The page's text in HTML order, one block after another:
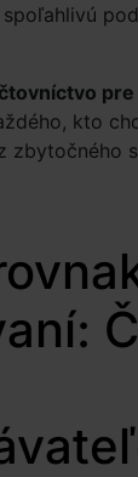
kto
zbytočného